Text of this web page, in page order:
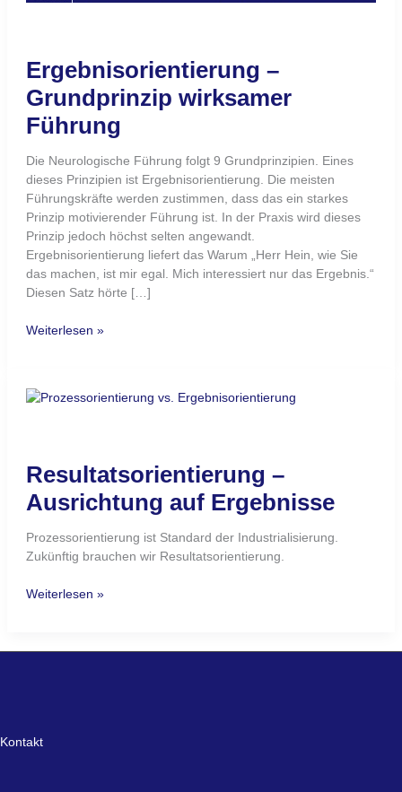
Ergebnisorientierung –
Grundprinzip wirksamer
Führung
Die Neurologische Führung folgt 9 Grundprinzipien. Eines
dieses Prinzipien ist Ergebnisorientierung. Die meisten
Führungskräfte werden zustimmen, dass das ein starkes
Prinzip motivierender Führung ist. In der Praxis wird dieses
Prinzip jedoch höchst selten angewandt.
Ergebnisorientierung liefert das Warum „Herr Hein, wie Sie
das machen, ist mir egal. Mich interessiert nur das Ergebnis.“
Diesen Satz hörte […]
Weiterlesen »
Resultatsorientierung –
Ausrichtung auf Ergebnisse
Prozessorientierung ist Standard der Industrialisierung.
Zukünftig brauchen wir Resultatsorientierung.
Resultatsorientierung
Ergebnisse
Weiterlesen »
Kontakt